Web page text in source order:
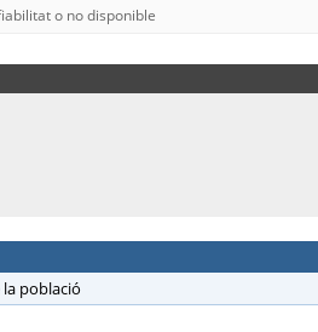
o no disponible
població